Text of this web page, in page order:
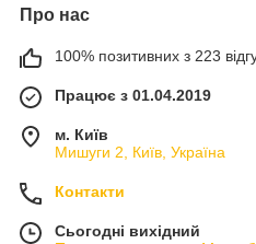
Про нас
100% позитивних з 223
Працює з 01.04.2019
м. Київ
Мишуги 2, Київ, Україна
Контакти
Сьогодні вихідний